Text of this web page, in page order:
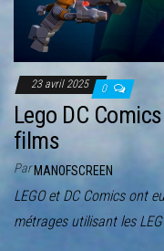
23 avril 2025 0
Lego DC
films
ParMANOFSCREEN
LEGO et DC Comics ont
métrages utilisant les